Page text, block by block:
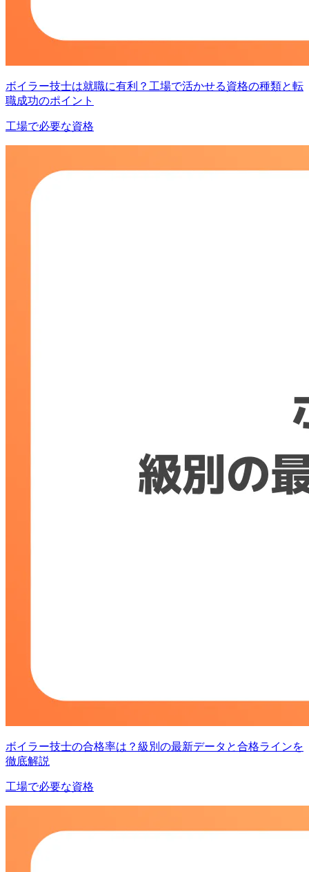
ボイラー技士は就職に有利？工場で活かせる資格の種類と転
職成功のポイント
工場で必要な資格
ボイラー技士の合格率は？級別の最新データと合格ラインを
徹底解説
工場で必要な資格